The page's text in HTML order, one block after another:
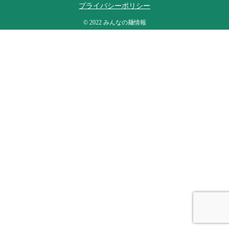
プライバシーポリシー
© 2022 みんなの麺情報